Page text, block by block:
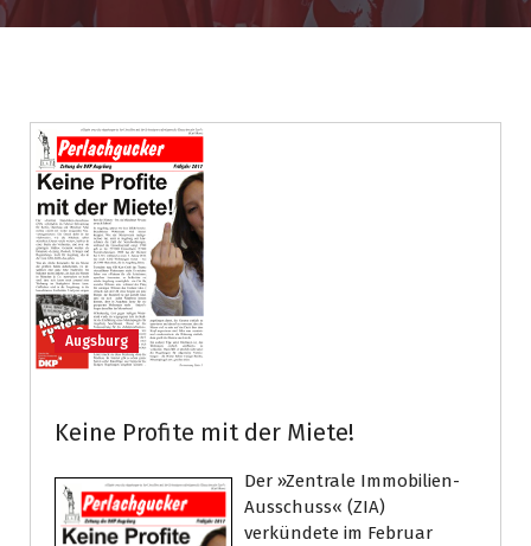
Augsburg
Keine Profite mit der Miete!
Der »Zentrale Immobilien-
Ausschuss« (ZIA)
verkündete im Februar